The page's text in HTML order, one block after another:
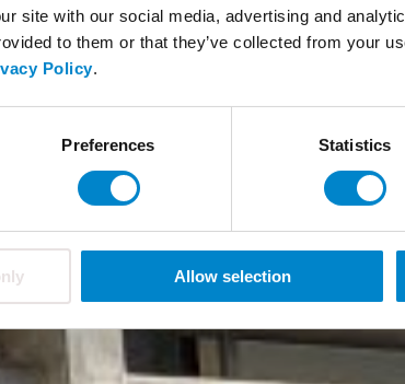
site with our social media, advertising and
to them or that they’ve collected from your
Policy.
Preferences Statistics
Allow selection